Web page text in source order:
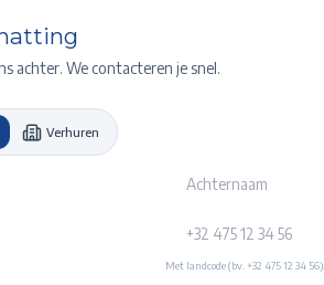
achter. We contacteren je snel.
Verhuren
Met landcode (bv. +32 475 12 34 56).